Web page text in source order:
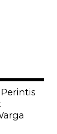
Perintis